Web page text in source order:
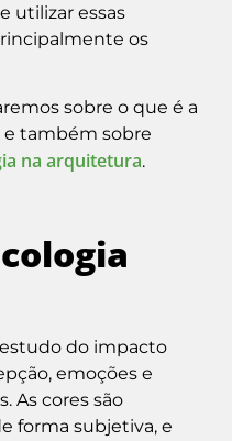
utilizar essas
os
sobre o que é a
e também sobre
na arquitetura.
do impacto
emoções e
As cores são
forma subjetiva, e